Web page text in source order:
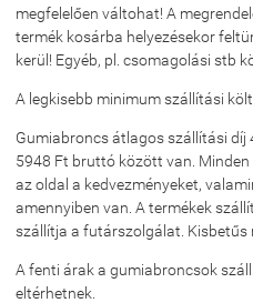
megfelelően váltohat! A
termék kosárba helyezésekor
kerül! Egyéb, pl. csomagolási stb
A legkisebb minimum szállítási
Gumiabroncs átlagos szállítási díj
5948 Ft bruttó között van.
az oldal a kedvezményeket,
amennyiben van. A termékek
szállítja a futárszolgálat. Kisbetűs
A fenti árak a gumiabroncsok
eltérhetnek.